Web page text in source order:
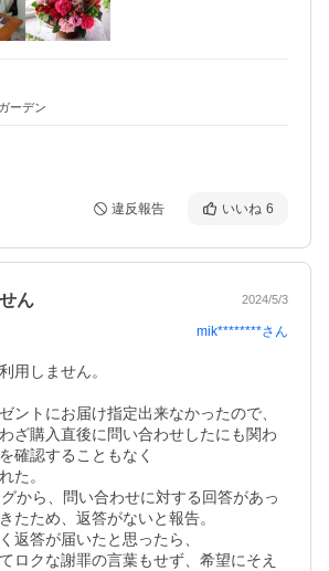
ーデン
違反報告 いいね 6
ん 2024/5/3
mik********さん
用しません。
ントにお届け指定出来なかったので、
ざ購入直後に問い合わせしたにも関わ
確認することもなく
た。
から、問い合わせに対する回答があっ
たため、返答がないと報告。
返答が届いたと思ったら、
ロクな謝罪の言葉もせず、希望にそえ